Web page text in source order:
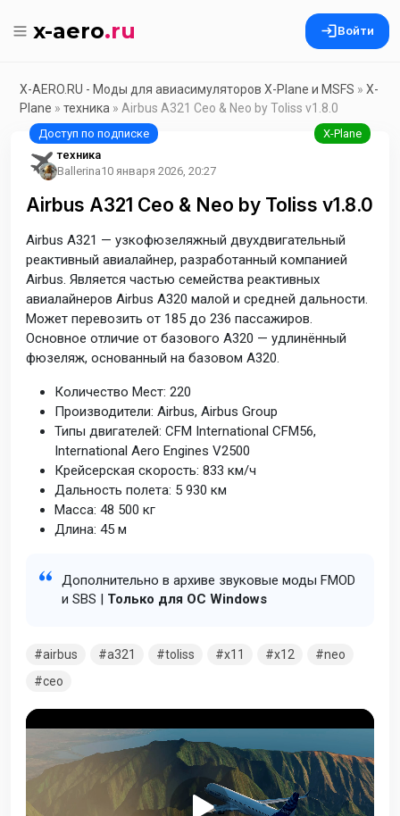
x-aero.ru Войти
X-AERO.RU - Моды для авиасимуляторов X-Plane и MSFS » X-
Plane » техника » Airbus A321 Ceo & Neo by Toliss v1.8.0
техника
Ballerina10 января 2026, 20:27
Airbus A321 Ceo & Neo by Toliss v1.8.0
Airbus A321 — узкофюзеляжный двухдвигательный
реактивный авиалайнер, разработанный компанией
Airbus. Является частью семейства реактивных
авиалайнеров Airbus A320 малой и средней дальности.
Может перевозить от 185 до 236 пассажиров.
Основное отличие от базового A320 — удлинённый
фюзеляж, основанный на базовом A320.
Количество Мест: 220
Производители: Airbus, Airbus Group
Типы двигателей: CFM International CFM56,
International Aero Engines V2500
Крейсерская скорость: 833 км/ч
Дальность полета: 5 930 км
Масса: 48 500 кг
Длина: 45 м
Дополнительно в архиве звуковые моды FMOD
и SBS | Только для ОС Windows
airbus a321 toliss x11 x12
neo
ceo